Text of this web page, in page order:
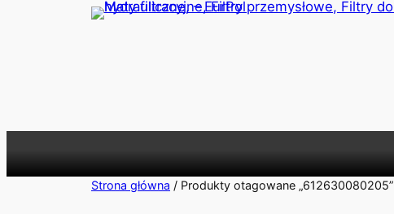
Strona główna / Produkty otagowane „612630080205”